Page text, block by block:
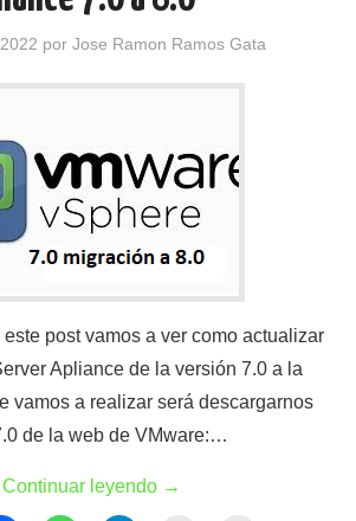
porJose Ramon Ramos Gata
post vamos a ver como actualizar
Apliance de la versión 7.0 a la
vamos a realizar será descargarnos
de la web de VMware:…
Continuar leyendo →